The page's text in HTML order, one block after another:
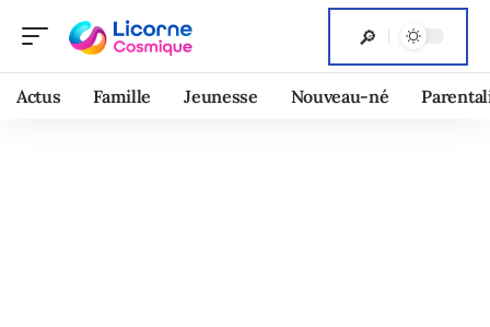
Actus Famille Jeunesse Nouveau-né